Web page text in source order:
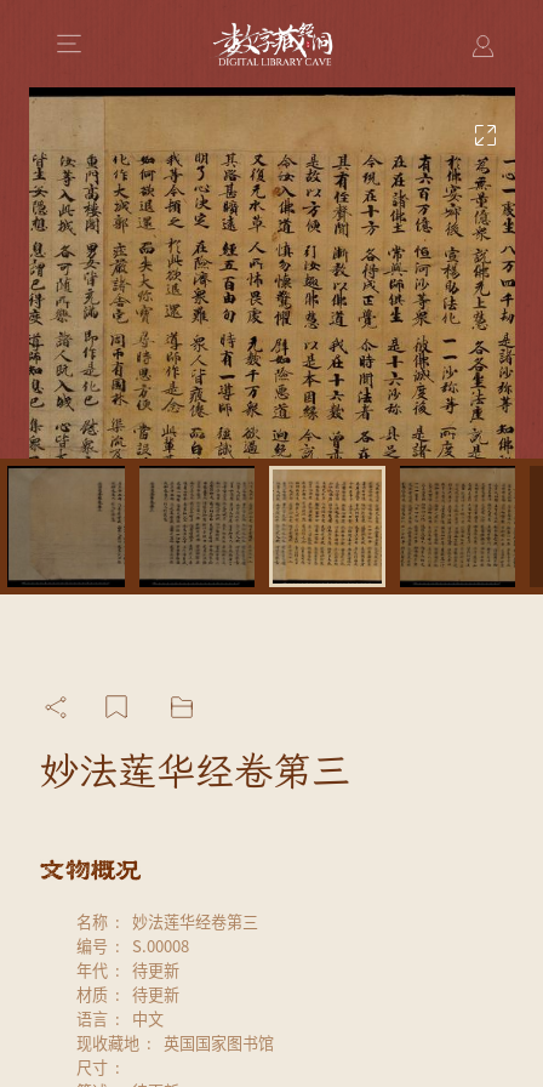
妙法莲华经卷第三
名称
妙法莲华经卷第三
编号
S.00008
年代
待更新
材质
待更新
语言
中文
现收藏地
英国国家图书馆
尺寸